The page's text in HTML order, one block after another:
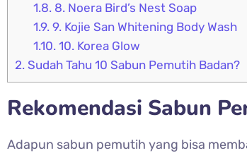
1.8.8. Noera Bird’s Nest Soap
1.9.9. Kojie San Whitening Body Wash
1.10.10. Korea Glow
2. Sudah Tahu 10 Sabun Pemutih Badan?
Rekomendasi Sabun
Adapun sabun pemutih yang bisa